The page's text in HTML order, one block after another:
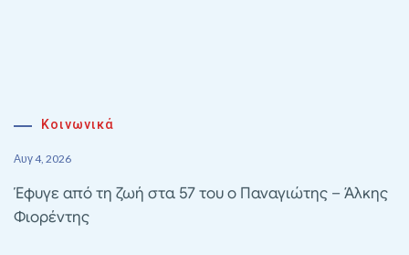
Κοινωνικά
Αυγ 4, 2026
Έφυγε από τη ζωή στα 57 του ο Παναγιώτης – Άλκης
Φιορέντης